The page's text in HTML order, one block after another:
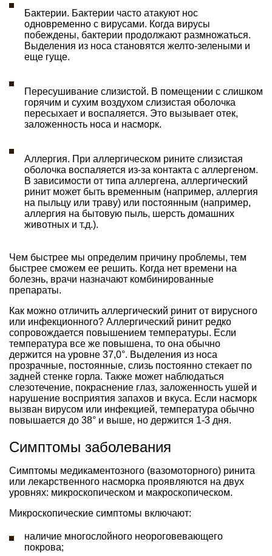
Бактерии. Бактерии часто атакуют нос
одновременно с вирусами. Когда вирусы
побеждены, бактерии продолжают размножаться.
Выделения из носа становятся желто-зелеными и
еще гуще.
Пересушивание слизистой. В помещении с слишком
горячим и сухим воздухом слизистая оболочка
пересыхает и воспаляется. Это вызывает отек,
заложенность носа и насморк.
Аллергия. При аллергическом рините слизистая
оболочка воспаляется из-за контакта с аллергеном.
В зависимости от типа аллергена, аллергический
ринит может быть временным (например, аллергия
на пыльцу или траву) или постоянным (например,
аллергия на бытовую пыль, шерсть домашних
животных и т.д.).
Чем быстрее мы определим причину проблемы, тем
быстрее сможем ее решить. Когда нет времени на
болезнь, врачи назначают комбинированные
препараты.
Как можно отличить аллергический ринит от вирусного
или инфекционного? Аллергический ринит редко
сопровождается повышением температуры. Если
температура все же повышена, то она обычно
держится на уровне 37,0°. Выделения из носа
прозрачные, постоянные, слизь постоянно стекает по
задней стенке горла. Также может наблюдаться
слезотечение, покраснение глаз, заложенность ушей и
нарушение восприятия запахов и вкуса. Если насморк
вызван вирусом или инфекцией, температура обычно
повышается до 38° и выше, но держится 1-3 дня.
Симптомы заболевания
Симптомы медикаментозного (вазомоторного) ринита
или лекарственного насморка проявляются на двух
уровнях: микроскопическом и макроскопическом.
Микроскопические симптомы включают:
наличие многослойного неороговевающего
покрова;